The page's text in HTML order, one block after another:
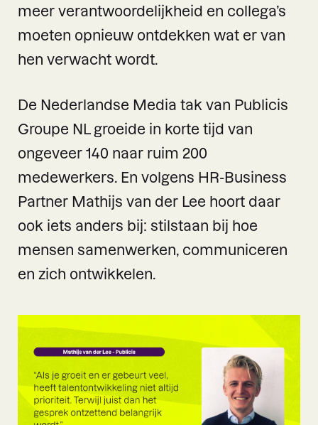
meer verantwoordelijkheid en collega’s
moeten opnieuw ontdekken wat er van
hen verwacht wordt.
De Nederlandse Media tak van Publicis
Groupe NL groeide in korte tijd van
ongeveer 140 naar ruim 200
medewerkers. En volgens HR-Business
Partner Mathijs van der Lee hoort daar
ook iets anders bij: stilstaan bij hoe
mensen samenwerken, communiceren
en zich ontwikkelen.